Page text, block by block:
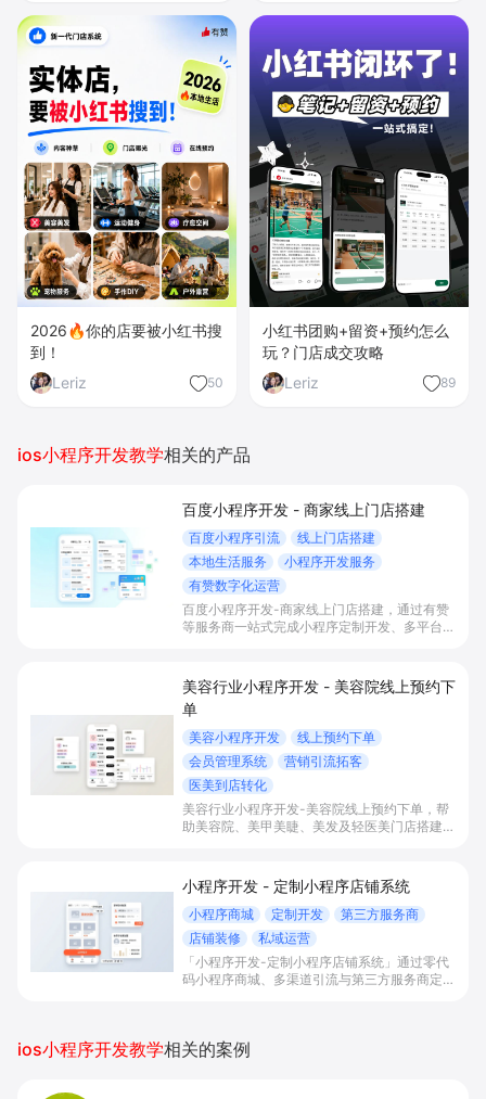
2026🔥你的店要被小红书搜
到！
Leriz
50
小红书团购+留资+预约怎么
玩？门店成交攻略
Leriz
89
ios小程序开发教学相关的产品
百度小程序开发 - 商家线上门店搭建
百度小程序引流
线上门店搭建
本地生活服务
小程序开发服务
有赞数字化运营
百度小程序开发-商家线上门店搭建，通过有赞
等服务商一站式完成小程序定制开发、多平台联
提升到店与下单转化。
美容行业小程序开发 - 美容院线上预约下
单
美容小程序开发
线上预约下单
会员管理系统
营销引流拓客
医美到店转化
美容行业小程序开发-美容院线上预约下单，帮
助美容院、美甲美睫、美发及轻医美门店搭建线
引流拓客、提升到店转化和复购。
小程序开发 - 定制小程序店铺系统
小程序商城 定制开发
第三方服务商
店铺装修
私域运营
「小程序开发-定制小程序店铺系统」通过零代
码小程序商城、多渠道引流与第三方服务商定制
增长。
ios小程序开发教学相关的案例